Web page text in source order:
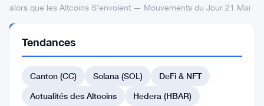
alors que les Altcoins S’envolent — Mouvements du Jour 21 Mai
JOURNALIÈRE
Bondit
Tendances
Canton (CC) Solana (SOL)
DeFi & NFT
Actualités des Altcoins
Hedera (HBAR)